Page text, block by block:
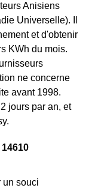
Anisiens
Universelle). Il
et d'obtenir
KWh du mois.
ne concerne
avant 1998.
jours par an, et
un souci